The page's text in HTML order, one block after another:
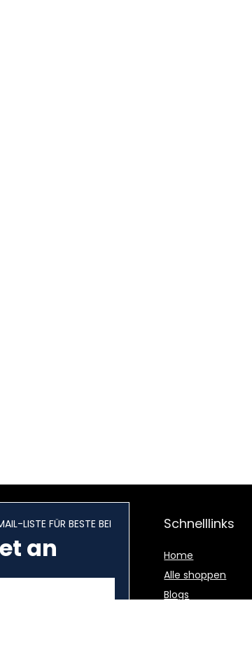
LISTE FÜR BESTE BEI
an
Schnelllinks
Home
Alle shoppen
Blogs